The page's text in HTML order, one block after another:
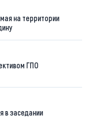
на территории
ГПО
в заседании